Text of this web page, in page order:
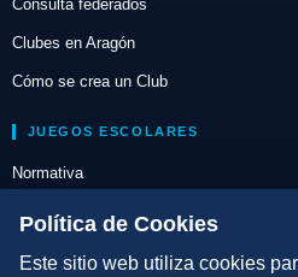
Consulta federados
Clubes en Aragón
Cómo se crea un Club
JUEGOS ESCOLARES
Normativa
Escuelas de Triatlón
DIRECCIÓN TÉCNICA
Política de Cookies
Este sitio web utiliza cookies